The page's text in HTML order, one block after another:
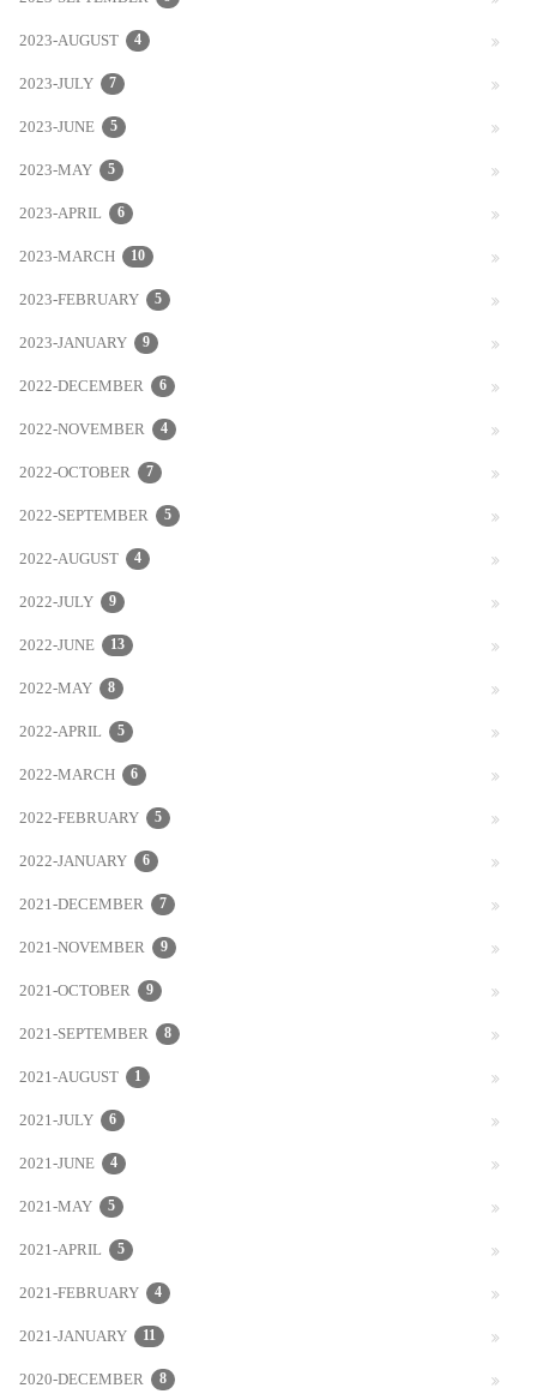
2023-AUGUST 4
2023-JULY 7
2023-JUNE 5
2023-MAY 5
2023-APRIL 6
2023-MARCH 10
2023-FEBRUARY 5
2023-JANUARY 9
2022-DECEMBER 6
2022-NOVEMBER 4
2022-OCTOBER 7
2022-SEPTEMBER 5
2022-AUGUST 4
2022-JULY 9
2022-JUNE 13
2022-MAY 8
2022-APRIL 5
2022-MARCH 6
2022-FEBRUARY 5
2022-JANUARY 6
2021-DECEMBER 7
2021-NOVEMBER 9
2021-OCTOBER 9
2021-SEPTEMBER 8
2021-AUGUST 1
2021-JULY 6
2021-JUNE 4
2021-MAY 5
2021-APRIL 5
2021-FEBRUARY 4
2021-JANUARY 11
2020-DECEMBER 8